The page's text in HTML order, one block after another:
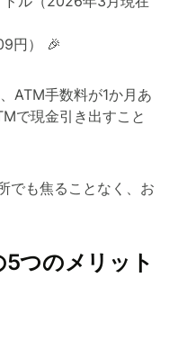
円） 🎉
ATM手数料が1か月あ
で現金引き出すこと
でも焦ることなく、お
つのメリット